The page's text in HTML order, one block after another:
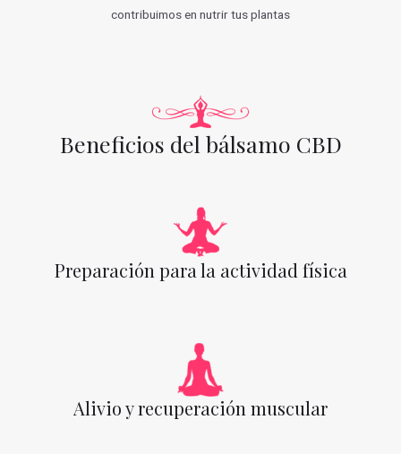
contribuimos en nutrir tus plantas
Beneficios del bálsamo CBD
Preparación para la actividad física
Alivio y recuperación muscular